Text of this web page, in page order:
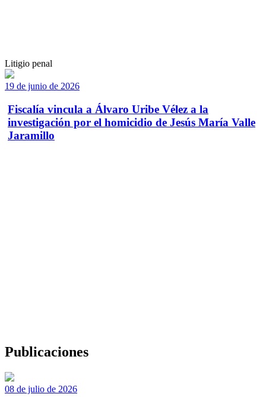
Litigio penal
19 de junio de 2026
Fiscalía vincula a Álvaro Uribe Vélez a la
investigación por el homicidio de Jesús María Valle
Jaramillo
Publicaciones
08 de julio de 2026